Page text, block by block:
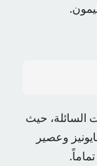
السائلة، حيث
وعصير